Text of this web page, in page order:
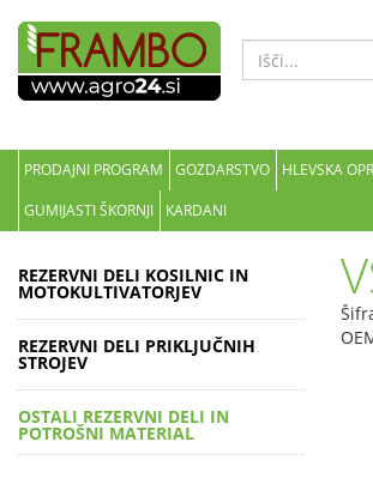
PRODAJNI PROGRAM GOZDARSTVO HLEVSKA
GUMIJASTI ŠKORNJI
KARDANI
REZERVNI DELI KOSILNIC IN
MOTOKULTIVATORJEV
REZERVNI DELI PRIKLJUČNIH
STROJEV
OSTALI REZERVNI DELI IN
POTROŠNI MATERIAL